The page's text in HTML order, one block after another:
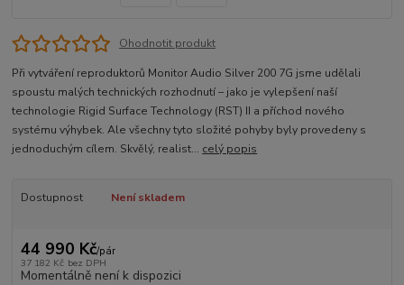
Ohodnotit produkt
Při vytváření reproduktorů Monitor Audio Silver 200 7G jsme udělali
spoustu malých technických rozhodnutí – jako je vylepšení naší
technologie Rigid Surface Technology (RST) II a příchod nového
systému výhybek. Ale všechny tyto složité pohyby byly provedeny s
jednoduchým cílem. Skvělý, realist... celý popis
Dostupnost Není skladem
44 990 Kč/pár
37 182 Kč bez DPH
Momentálně není k dispozici